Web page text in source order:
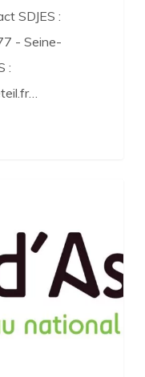
SDJES :
- Seine-
: